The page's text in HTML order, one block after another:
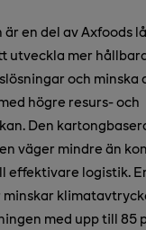
är en del av Axfoods
utveckla mer
och minska
högre resurs- och
Den
väger mindre än
effektivare logistik.
med upp till 85